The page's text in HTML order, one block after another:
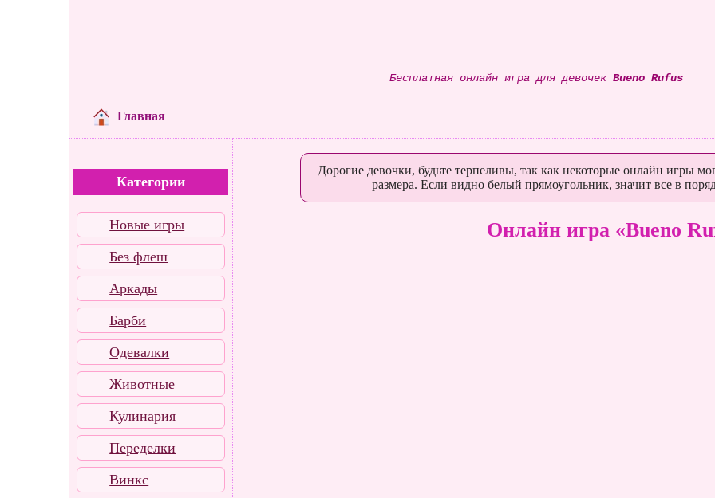
Бесплатная онлайн игра для девочек Bueno Rufus
Главная
Категории
Новые игры
Без флеш
Аркады
Барби
Одевалки
Животные
Кулинария
Переделки
Винкс
Дорогие девочки, будьте терпеливы, так как некоторые онлайн игры
размера. Если видно белый прямоугольник, значит все в
Онлайн игра «Bueno